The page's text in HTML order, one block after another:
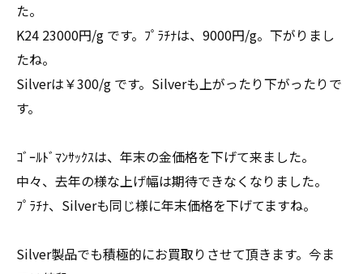
た。
K24 23000円/g です。ﾌﾟﾗﾁﾅは、9000円/g。下がりまし
たね。
Silverは￥300/g です。Silverも上がったり下がったりで
す。
ｺﾞｰﾙﾄﾞﾏﾝｻｯｸｽは、年末の金価格を下げて来ました。
中々、去年の様な上げ幅は期待できなくなりました。
ﾌﾟﾗﾁﾅ、Silverも同じ様に年末価格を下げてますね。
Silver製品でも積極的にお買取りさせて頂きます。今ま